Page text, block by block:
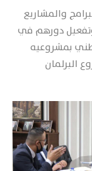
والمشاريع
وتفعيل دورهم في
بمشروعيه
البرلمان